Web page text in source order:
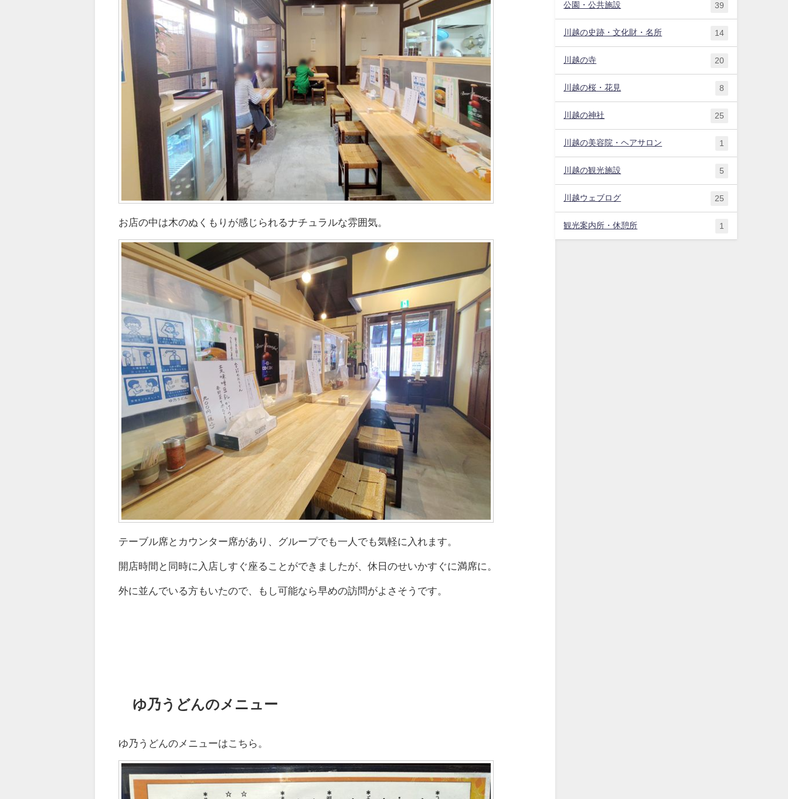
お店の中は木のぬくもりが感じられるナチュラルな雰囲気。
テーブル席とカウンター席があり、グループでも一人でも気軽に入れます。
開店時間と同時に入店しすぐ座ることができましたが、休日のせいかすぐに満席に。
外に並んでいる方もいたので、もし可能なら早めの訪問がよさそうです。
ゆ乃うどんのメニュー
ゆ乃うどんのメニューはこちら。
公園・公共施設 39
川越の史跡・文化財・名所 14
川越の寺 20
川越の桜・花見 8
川越の神社 25
川越の美容院・ヘアサロン 1
川越の観光施設 5
川越ウェブログ 25
観光案内所・休憩所 1